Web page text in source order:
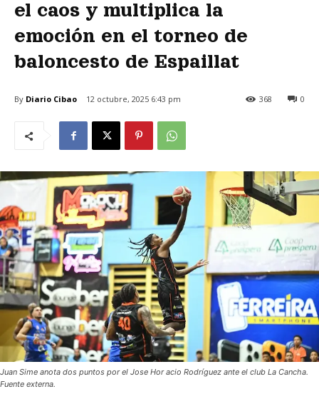
el caos y multiplica la
emoción en el torneo de
baloncesto de Espaillat
By Diario Cibao 12 octubre, 2025 6:43 pm 0
368
Juan Sime anota dos puntos por el Jose Hor acio Rodríguez ante el club La Cancha.
Fuente externa.